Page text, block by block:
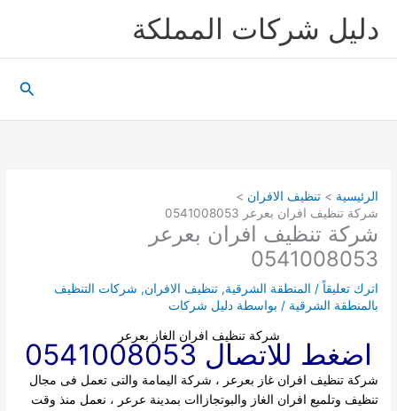
دليل شركات المملكة
الرئيسية
تنظيف الافران
شركة تنظيف افران بعرعر 0541008053
شركة تنظيف افران بعرعر
0541008053
اترك تعليقاً / المنطقة الشرقية,تنظيف الافران, شركات التنظيف
بالمنطقة الشرقية / بواسطة دليل شركات
شركة تنظيف افران الغاز بعرعر
اضغط للاتصال 0541008053
شركة تنظيف افران غاز بعرعر ، شركة اليمامة والتى تعمل فى مجال
تنظيف وتلميع افران الغاز والبوتجازاات بمدينة عرعر ، نعمل منذ وقت